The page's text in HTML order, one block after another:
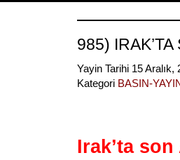
985)
Yayin Tarihi 15 Aralık,
Kategori BASIN-
Irak’ta